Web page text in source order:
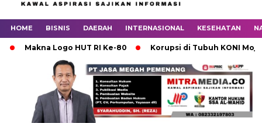
HOME BISNIS DAERAH INTERNASIONAL KESEHATAN
Makna Logo HUT RI Ke-80 Korupsi di Tubuh KONI